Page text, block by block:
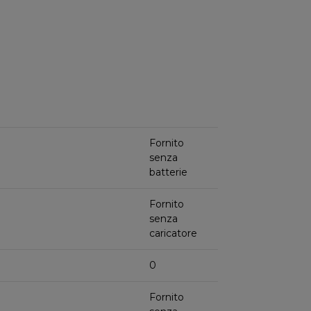
Fornito
senza
batterie
Fornito
senza
caricatore
0
Fornito